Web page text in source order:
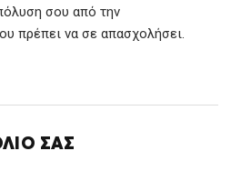
σου από την
πρέπει να σε απασχολήσει.
ΣΑΣ